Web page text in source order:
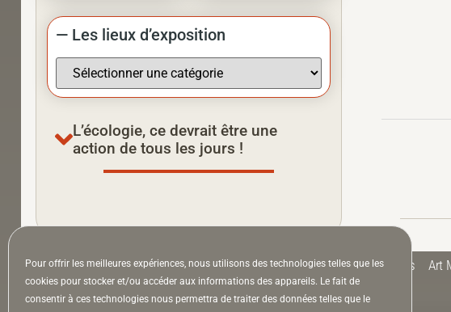
Pour offrir les meilleures expériences, nous utilisons des technologies telles que les
cookies pour stocker et/ou accéder aux informations des appareils. Le fait de
consentir à ces technologies nous permettra de traiter des données telles que le
— Les lieux d’exposition
L’écologie, ce devrait être une
action de tous les jours !
À la Une Appel à auteurs Arts Plastiques Art